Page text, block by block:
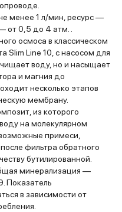
менее 1 л/мин, ресурс —
от 0,5 до 4 атм. .
осмоса в классическом
Slim Line 10, с насосом для
воду, но и насыщает
и магния до
несколько этапов
мембрану.
из которого
на молекулярном
примеси,
фильтра обратного
бутилированной.
минерализация —
Показатель
в зависимости от